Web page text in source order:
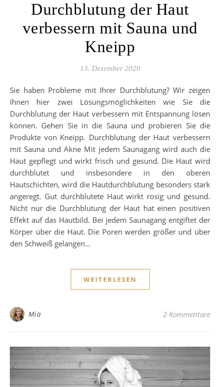
Durchblutung der Haut
verbessern mit Sauna und
Kneipp
13. Dezember 2020
Sie haben Probleme mit Ihrer Durchblutung? Wir zeigen
Ihnen hier zwei Lösungsmöglichkeiten wie Sie die
Durchblutung der Haut verbessern mit Entspannung lösen
können. Gehen Sie in die Sauna und probieren Sie die
Produkte von Kneipp. Durchblutung der Haut verbessern
mit Sauna und Akne Mit jedem Saunagang wird auch die
Haut gepflegt und wirkt frisch und gesund. Die Haut wird
durchblutet und insbesondere in den oberen
Hautschichten, wird die Hautdurchblutung besonders stark
angeregt. Gut durchblutete Haut wirkt rosig und gesund.
Nicht nur die Durchblutung der Haut hat einen positiven
Effekt auf das Hautbild. Bei jedem Saunagang entgiftet der
Körper über die Haut. Die Poren werden größer und über
den Schweiß gelangen…
WEITERLESEN
Mia 2 Kommentare